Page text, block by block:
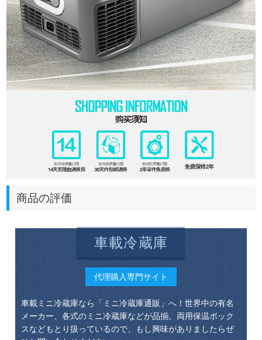
商品の評価
車載冷蔵庫
代理購入専門サイト
車載ミニ冷蔵庫なら「ミニ冷蔵庫通販」へ！世界中の有名
メーカー、各式のミニ冷蔵庫などが品揃。両用保温ボック
スなどもとり扱っているので、もし興味がありましたらぜ